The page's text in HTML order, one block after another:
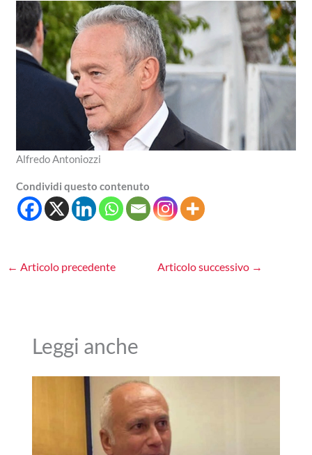
Alfredo Antoniozzi
Condividi questo contenuto
← Articolo precedente Articolo successivo →
Leggi anche